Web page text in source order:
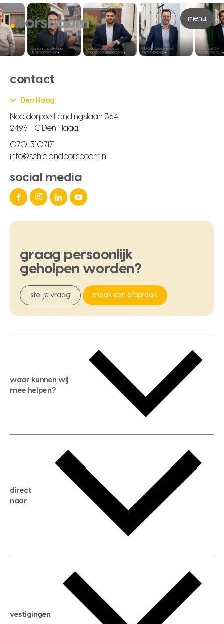
menu
contact
Den Haag
Nootdorpse Landingslaan 364
2496 TC Den Haag
070-3107171
info@schielandborsboom.nl
social media
graag persoonlijk
geholpen worden?
stel je vraag maak een afspraak
waar kunnen wij
mee helpen?
gratis zoekservice
huis verkopen
huis kopen
aankoopadvies
verkoopadvies
hypotheekadvies
direct
naar
hypotheek berekenen
maximale hypotheek berekenen
hypotheek bespaarcheck
vestigingen